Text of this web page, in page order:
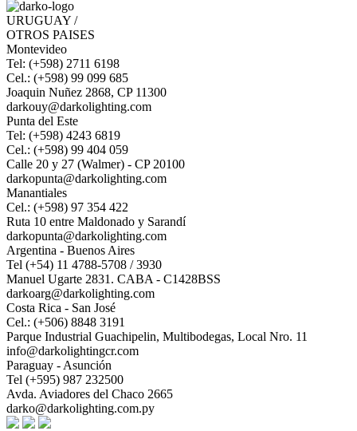
URUGUAY /
OTROS PAISES
Montevideo
Tel: (+598) 2711 6198
Cel.: (+598) 99 099 685
Joaquin Nuñez 2868, CP 11300
darkouy@darkolighting.com
Punta del Este
Tel: (+598) 4243 6819
Cel.: (+598) 99 404 059
Calle 20 y 27 (Walmer) - CP 20100
darkopunta@darkolighting.com
Manantiales
Cel.: (+598) 97 354 422
Ruta 10 entre Maldonado y Sarandí
darkopunta@darkolighting.com
Argentina - Buenos Aires
Tel (+54) 11 4788-5708 / 3930
Manuel Ugarte 2831. CABA - C1428BSS
darkoarg@darkolighting.com
Costa Rica - San José
Cel.: (+506) 8848 3191
Parque Industrial Guachipelin, Multibodegas, Local Nro. 11
info@darkolightingcr.com
Paraguay - Asunción
Tel (+595) 987 232500
Avda. Aviadores del Chaco 2665
darko@darkolighting.com.py